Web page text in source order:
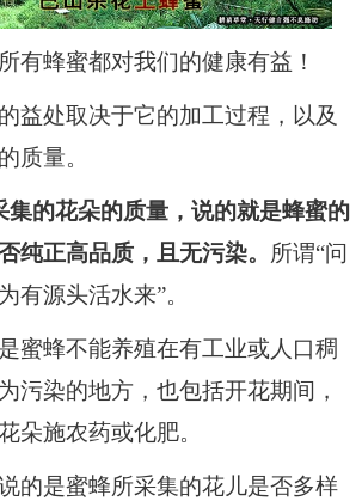
蜂蜜都对我们的健康有益！
处取决于它的加工过程，以及
质量。
集的花朵的质量，说的就是蜂蜜的
正高品质，且无污染。 所谓“问
有源头活水来”。
蜂不能养殖在有工业或人口稠
污染的地方，也包括开花期间，
朵施农药或化肥。
是蜜蜂所采集的花儿是否多样